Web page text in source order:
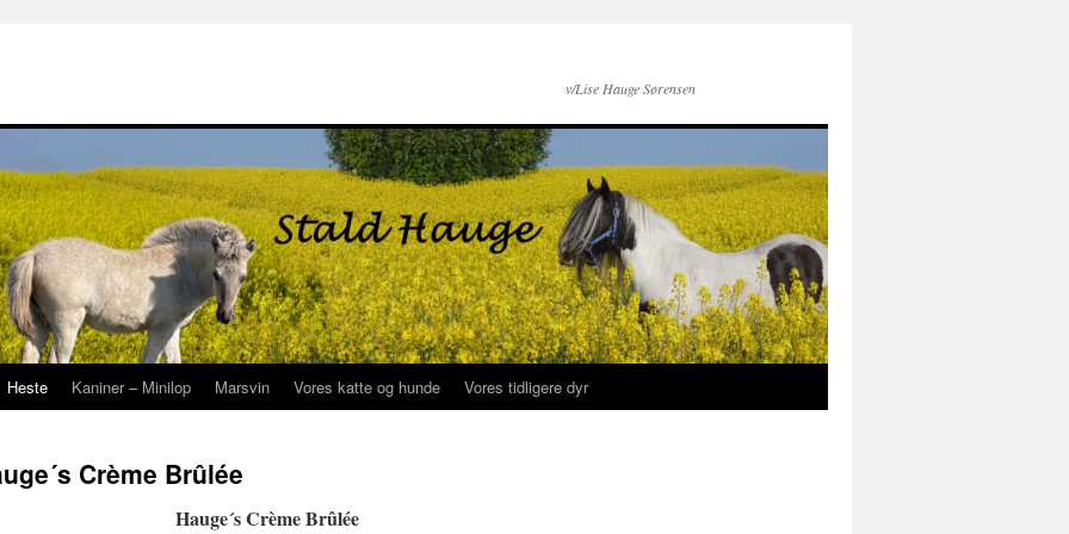
v/Lise Hauge Sørensen
Heste Kaniner – Minilop Marsvin Vores katte og hunde Vores tidligere dyr
Crème Brûlée
Hauge´s Crème Brûlée